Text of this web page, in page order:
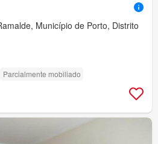
Município de Porto, Distrito
Parcialmente mobiliado